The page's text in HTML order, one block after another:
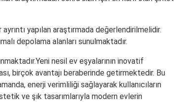
yapılan araştırmada değerlendirilmelidir.
depolama alanları sunulmaktadır.
nesil ev eşyalarının inovatif
birçok avantajı beraberinde getirmektedir. Bu
enerji verimliliği sağlayarak kullanıcıların
ve şık tasarımlarıyla modern evlerin